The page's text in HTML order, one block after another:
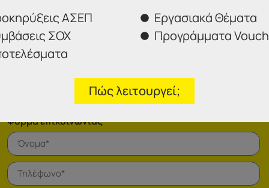
Φόρμα επικοινωνίας
ΑΣΕΠ
ΣΟΧ
Εργασιακά Θέματα
Προγράμματα
Πώς λειτουργεί;